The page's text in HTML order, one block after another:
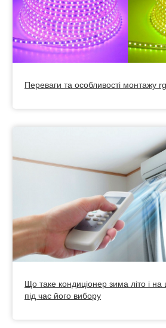
Переваги та особливості монтажу
Що таке кондиціонер зима літо і на
під час його вибору